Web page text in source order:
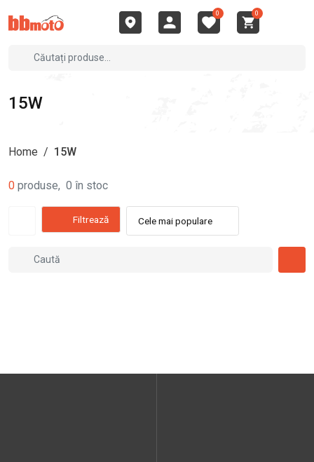
0 0
15W
Home / 15W
0 produse, 0 în stoc
Filtrează Cele mai populare